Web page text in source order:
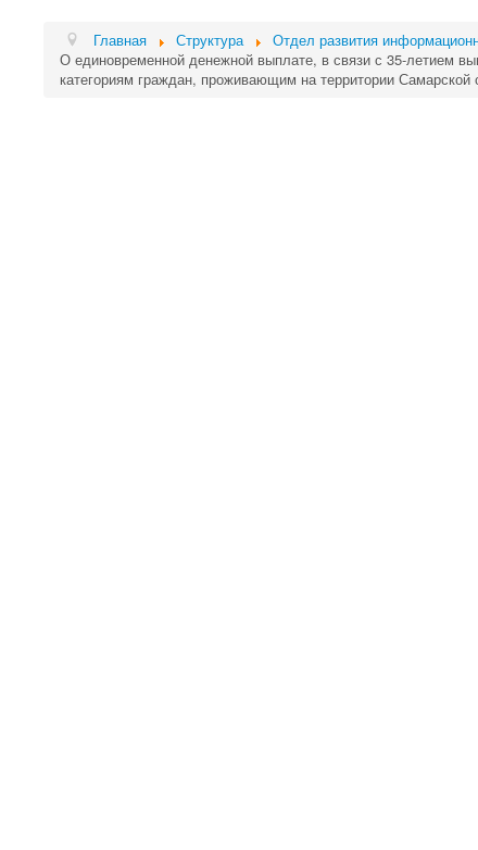
Главная Структура Отдел развития
О единовременной денежной выплате, в связи с 35-летием
категориям граждан, проживающим на территории Самарской